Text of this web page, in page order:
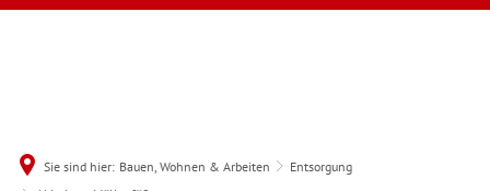
Sie sind hier: Bauen, Wohnen & Arbeiten
Entsorgung